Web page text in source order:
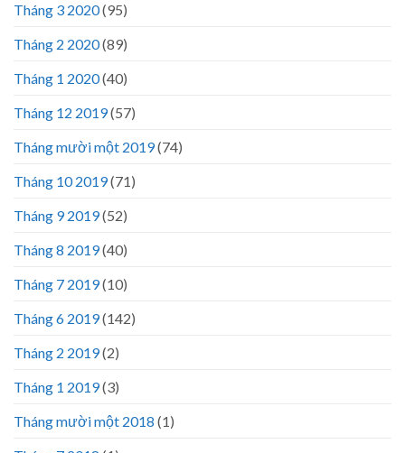
Tháng 3 2020(95)
Tháng 2 2020(89)
Tháng 1 2020(40)
Tháng 12 2019(57)
Tháng mười một 2019(74)
Tháng 10 2019(71)
Tháng 9 2019(52)
Tháng 8 2019(40)
Tháng 7 2019(10)
Tháng 6 2019(142)
Tháng 2 2019(2)
Tháng 1 2019(3)
Tháng mười một 2018 (1)